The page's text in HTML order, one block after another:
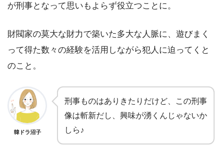
が刑事となって思いもよらず役立つことに。
財閥家の莫大な財力で築いた多大な人脈に、遊びまく
って得た数々の経験を活用しながら犯人に迫ってくと
のこと。
韓ドラ沼子
刑事ものはありきたりだけど、この刑事
像は斬新だし、興味が湧くんじゃないか
しら♪